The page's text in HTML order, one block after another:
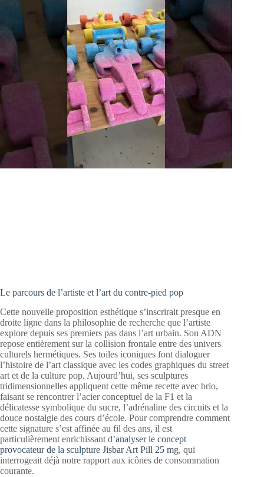
Le parcours de l’artiste et l’art du contre-pied pop
Cette nouvelle proposition esthétique s’inscrirait presque en
droite ligne dans la philosophie de recherche que l’artiste
explore depuis ses premiers pas dans l’art urbain. Son ADN
repose entièrement sur la collision frontale entre des univers
culturels hermétiques. Ses toiles iconiques font dialoguer
l’histoire de l’art classique avec les codes graphiques du street
art et de la culture pop. Aujourd’hui, ses sculptures
tridimensionnelles appliquent cette même recette avec brio,
faisant se rencontrer l’acier conceptuel de la F1 et la
délicatesse symbolique du sucre, l’adrénaline des circuits et la
douce nostalgie des cours d’école. Pour comprendre comment
cette signature s’est affinée au fil des ans, il est
particulièrement enrichissant d’analyser le concept
provocateur de la sculpture Jisbar Art Pill 25 mg, qui
interrogeait déjà notre rapport aux icônes de consommation
courante.